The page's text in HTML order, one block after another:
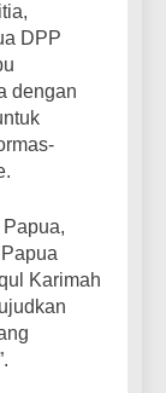
DPP
dengan
Karimah